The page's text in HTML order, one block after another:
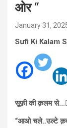
ओर “
January 31,
Sufi Ki Kalam
सूफ़ी की क़लम से…
“आओ चले..उल्टे